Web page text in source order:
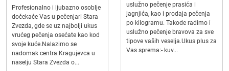
Profesionalno i ljubazno osoblje
dočekaće Vas u pečenjari Stara
Zvezda, gde se uz najbolji ukus
vrućeg pečenja osećate kao kod
svoje kuće.Nalazimo se
nadomak centra Kragujevca u
naselju Stara Zvezda o...
uslužno pečenje prasića i
jagnjića, kao i prodaja pečenja
po kilogramu. Takođe radimo i
uslužno pečenje bravova za sve
tipove vaših veselja.Ukus plus za
Vas sprema:- kuv...